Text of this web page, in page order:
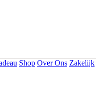
Shop Over Ons Zakelijk